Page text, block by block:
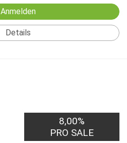
Anmelden
Details
8,00%
PRO SALE